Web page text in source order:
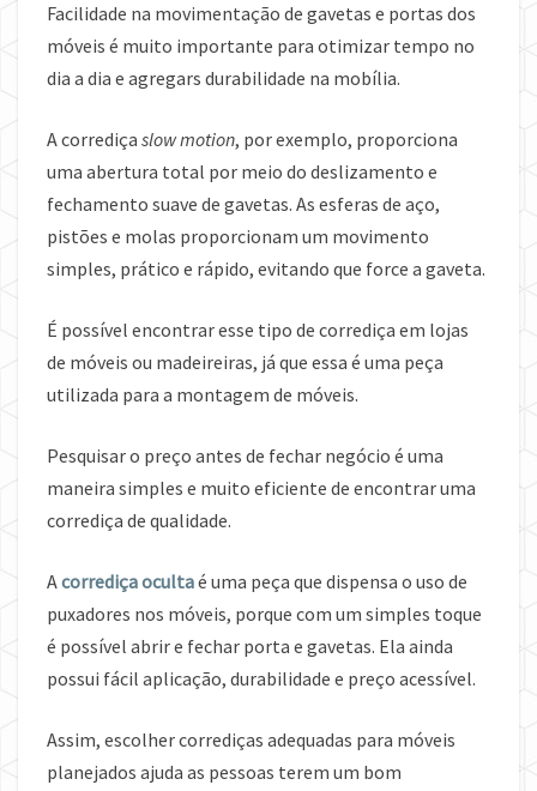
Facilidade na movimentação de gavetas e portas dos
móveis é muito importante para otimizar tempo no
dia a dia e agregars durabilidade na mobília.
A corrediça slow motion, por exemplo, proporciona
uma abertura total por meio do deslizamento e
fechamento suave de gavetas. As esferas de aço,
pistões e molas proporcionam um movimento
simples, prático e rápido, evitando que force a gaveta.
É possível encontrar esse tipo de corrediça em lojas
de móveis ou madeireiras, já que essa é uma peça
utilizada para a montagem de móveis.
Pesquisar o preço antes de fechar negócio é uma
maneira simples e muito eficiente de encontrar uma
corrediça de qualidade.
Acorrediça ocultaé uma peça que dispensa o uso de
puxadores nos móveis, porque com um simples toque
é possível abrir e fechar porta e gavetas. Ela ainda
possui fácil aplicação, durabilidade e preço acessível.
Assim, escolher corrediças adequadas para móveis
planejados ajuda as pessoas terem um bom